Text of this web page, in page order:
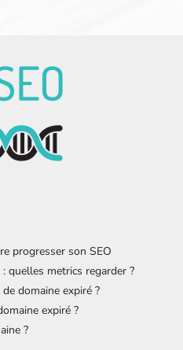
progresser son SEO
quelles metrics regarder ?
domaine expiré ?
expiré ?
?